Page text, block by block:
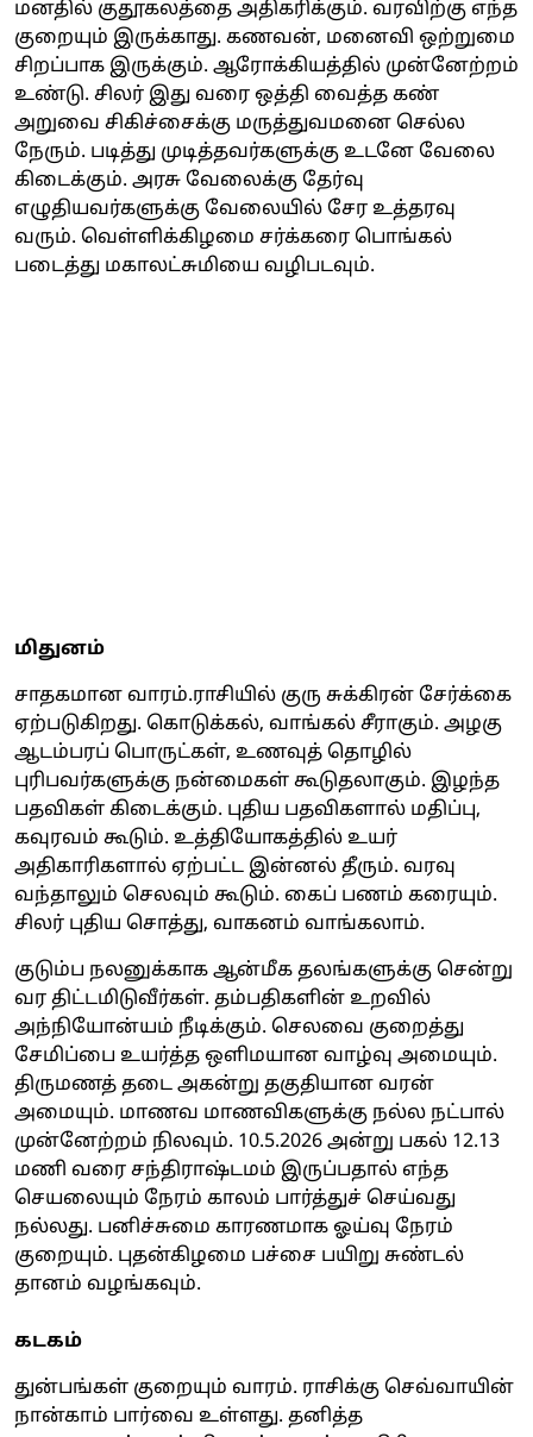
மனதில் குதூகலத்தை அதிகரிக்கும். வரவிற்கு எந்த
குறையும் இருக்காது. கணவன், மனைவி ஒற்றுமை
சிறப்பாக இருக்கும். ஆரோக்கியத்தில் முன்னேற்றம்
உண்டு. சிலர் இது வரை ஒத்தி வைத்த கண்
அறுவை சிகிச்சைக்கு மருத்துவமனை செல்ல
நேரும். படித்து முடித்தவர்களுக்கு உடனே வேலை
கிடைக்கும். அரசு வேலைக்கு தேர்வு
எழுதியவர்களுக்கு வேலையில் சேர உத்தரவு
வரும். வெள்ளிக்கிழமை சர்க்கரை பொங்கல்
படைத்து மகாலட்சுமியை வழிபடவும்.
மிதுனம்
சாதகமான வாரம்.ராசியில் குரு சுக்கிரன் சேர்க்கை
ஏற்படுகிறது. கொடுக்கல், வாங்கல் சீராகும். அழகு
ஆடம்பரப் பொருட்கள், உணவுத் தொழில்
புரிபவர்களுக்கு நன்மைகள் கூடுதலாகும். இழந்த
பதவிகள் கிடைக்கும். புதிய பதவிகளால் மதிப்பு,
கவுரவம் கூடும். உத்தியோகத்தில் உயர்
அதிகாரிகளால் ஏற்பட்ட இன்னல் தீரும். வரவு
வந்தாலும் செலவும் கூடும். கைப் பணம் கரையும்.
சிலர் புதிய சொத்து, வாகனம் வாங்கலாம்.
குடும்ப நலனுக்காக ஆன்மீக தலங்களுக்கு சென்று
வர திட்டமிடுவீர்கள். தம்பதிகளின் உறவில்
அந்நியோன்யம் நீடிக்கும். செலவை குறைத்து
சேமிப்பை உயர்த்த ஒளிமயான வாழ்வு அமையும்.
திருமணத் தடை அகன்று தகுதியான வரன்
அமையும். மாணவ மாணவிகளுக்கு நல்ல நட்பால்
முன்னேற்றம் நிலவும். 10.5.2026 அன்று பகல் 12.13
மணி வரை சந்திராஷ்டமம் இருப்பதால் எந்த
செயலையும் நேரம் காலம் பார்த்துச் செய்வது
நல்லது. பனிச்சுமை காரணமாக ஓய்வு நேரம்
குறையும். புதன்கிழமை பச்சை பயிறு சுண்டல்
தானம் வழங்கவும்.
கடகம்
துன்பங்கள் குறையும் வாரம். ராசிக்கு செவ்வாயின்
நான்காம் பார்வை உள்ளது. தனித்த